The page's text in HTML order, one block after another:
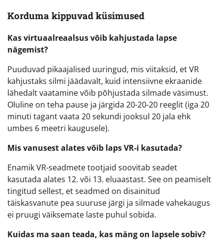
Korduma kippuvad küsimused
Kas virtuaalreaalsus võib kahjustada lapse
nägemist?
Puuduvad pikaajalised uuringud, mis viitaksid, et VR
kahjustaks silmi jäädavalt, kuid intensiivne ekraanide
lähedalt vaatamine võib põhjustada silmade väsimust.
Oluline on teha pause ja järgida 20-20-20 reeglit (iga 20
minuti tagant vaata 20 sekundi jooksul 20 jala ehk
umbes 6 meetri kaugusele).
Mis vanusest alates võib laps VR-i kasutada?
Enamik VR-seadmete tootjaid soovitab seadet
kasutada alates 12. või 13. eluaastast. See on peamiselt
tingitud sellest, et seadmed on disainitud
täiskasvanute pea suuruse järgi ja silmade vahekaugus
ei pruugi väiksemate laste puhul sobida.
Kuidas ma saan teada, kas mäng on lapsele sobiv?